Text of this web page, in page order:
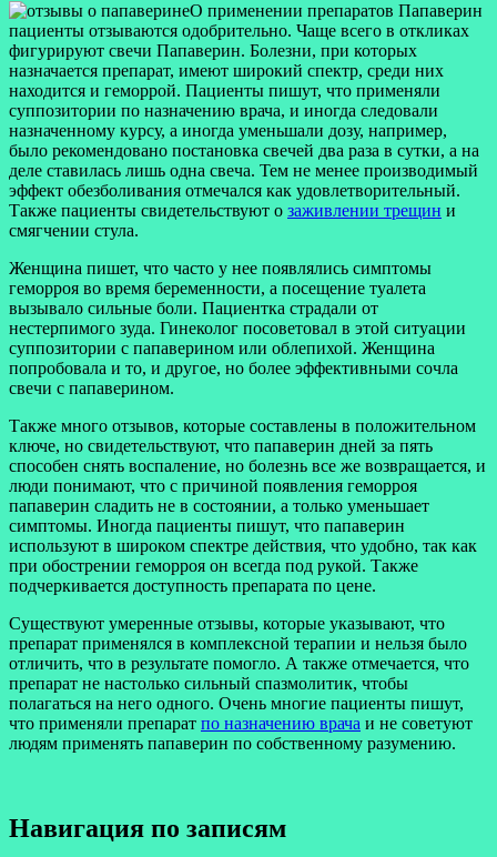
О применении препаратов Папаверин
пациенты отзываются одобрительно. Чаще всего в откликах
фигурируют свечи Папаверин. Болезни, при которых
назначается препарат, имеют широкий спектр, среди них
находится и геморрой. Пациенты пишут, что применяли
суппозитории по назначению врача, и иногда следовали
назначенному курсу, а иногда уменьшали дозу, например,
было рекомендовано постановка свечей два раза в сутки, а на
деле ставилась лишь одна свеча. Тем не менее производимый
эффект обезболивания отмечался как удовлетворительный.
Также пациенты свидетельствуют о заживлении трещин и
смягчении стула.
Женщина пишет, что часто у нее появлялись симптомы
геморроя во время беременности, а посещение туалета
вызывало сильные боли. Пациентка страдали от
нестерпимого зуда. Гинеколог посоветовал в этой ситуации
суппозитории с папаверином или облепихой. Женщина
попробовала и то, и другое, но более эффективными сочла
свечи с папаверином.
Также много отзывов, которые составлены в положительном
ключе, но свидетельствуют, что папаверин дней за пять
способен снять воспаление, но болезнь все же возвращается, и
люди понимают, что с причиной появления геморроя
папаверин сладить не в состоянии, а только уменьшает
симптомы. Иногда пациенты пишут, что папаверин
используют в широком спектре действия, что удобно, так как
при обострении геморроя он всегда под рукой. Также
подчеркивается доступность препарата по цене.
Существуют умеренные отзывы, которые указывают, что
препарат применялся в комплексной терапии и нельзя было
отличить, что в результате помогло. А также отмечается, что
препарат не настолько сильный спазмолитик, чтобы
полагаться на него одного. Очень многие пациенты пишут,
что применяли препарат по назначению врача и не советуют
людям применять папаверин по собственному разумению.
Навигация по записям